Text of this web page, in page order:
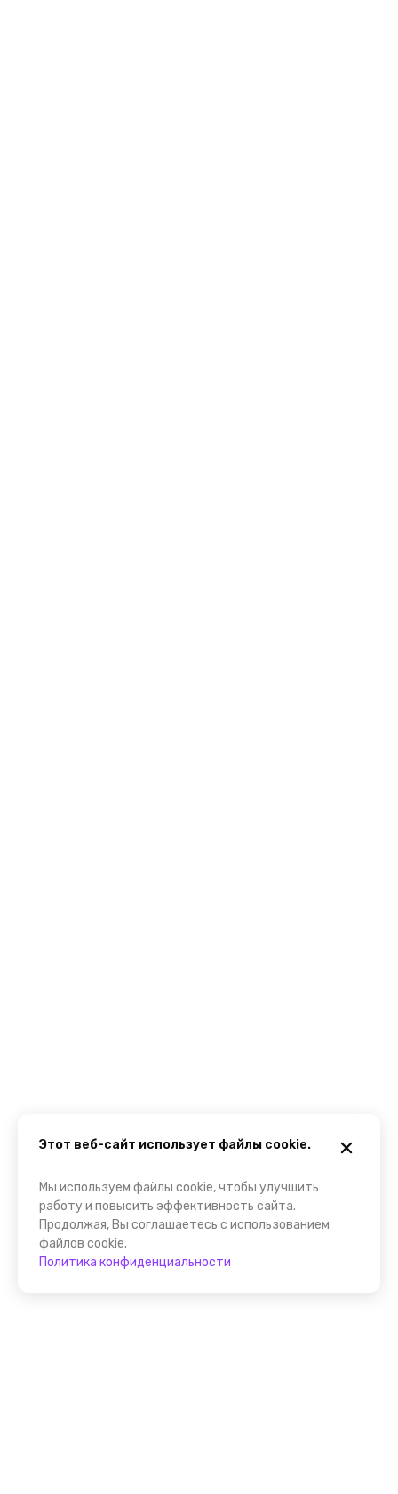
Этот веб-сайт использует файлы cookie.
Мы используем файлы cookie, чтобы улучшить
работу и повысить эффективность сайта.
Продолжая, Вы соглашаетесь с использованием
файлов cookie.
Политика конфиденциальности